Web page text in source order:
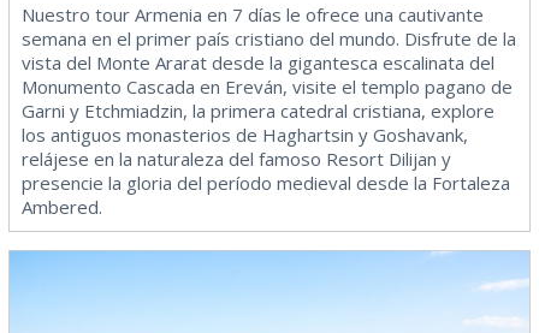
Nuestro tour Armenia en 7 días le ofrece una cautivante
semana en el primer país cristiano del mundo. Disfrute de la
vista del Monte Ararat desde la gigantesca escalinata del
Monumento Cascada en Ereván, visite el templo pagano de
Garni y Etchmiadzin, la primera catedral cristiana, explore
los antiguos monasterios de Haghartsin y Goshavank,
relájese en la naturaleza del famoso Resort Dilijan y
presencie la gloria del período medieval desde la Fortaleza
Ambered.